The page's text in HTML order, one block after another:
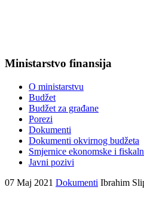
Ministarstvo finansija
O ministarstvu
Budžet
Budžet za građane
Porezi
Dokumenti
Dokumenti okvirnog budžeta
Smjernice ekonomske i
Javni pozivi
07 Maj 2021 Dokumenti Ibrahim